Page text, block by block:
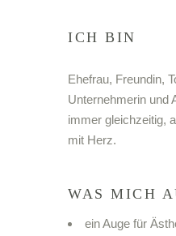
ICH BIN
Ehefrau, Freundin,
Unternehmerin und
immer gleichzeitig,
mit Herz.
WAS MICH
ein Auge für